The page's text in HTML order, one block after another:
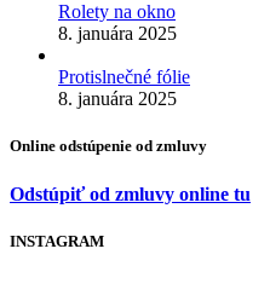
Rolety na okno
8. januára 2025
Protislnečné fólie
8. januára 2025
Online odstúpenie od zmluvy
Odstúpiť od zmluvy online tu
INSTAGRAM